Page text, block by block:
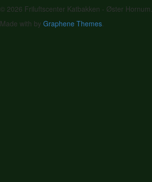
© 2026 Friluftscenter Katbakken - Øster Hornum.
Made with by Graphene Themes.